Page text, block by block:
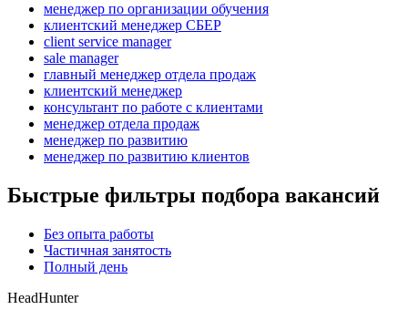
менеджер по организации обучения
клиентский менеджер СБЕР
client service manager
sale manager
главный менеджер отдела продаж
клиентский менеджер
консультант по работе с клиентами
менеджер отдела продаж
менеджер по развитию
менеджер по развитию клиентов
Быстрые фильтры подбора вакансий
Без опыта работы
Частичная занятость
Полный день
HeadHunter